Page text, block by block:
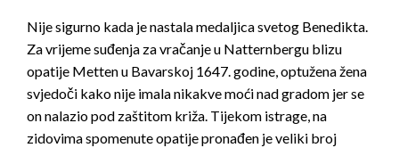
Nije sigurno kada je nastala medaljica svetog Benedikta.
Za vrijeme suđenja za vračanje u Natternbergu blizu
opatije Metten u Bavarskoj 1647. godine, optužena žena
svjedoči kako nije imala nikakve moći nad gradom jer se
on nalazio pod zaštitom križa. Tijekom istrage, na
zidovima spomenute opatije pronađen je veliki broj